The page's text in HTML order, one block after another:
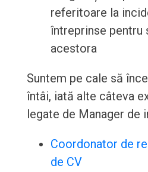
referitoare la
întreprinse pentru
acestora
Suntem pe cale să
întâi, iată alte câteva
legate de Manager de
Coordonator de
de CV